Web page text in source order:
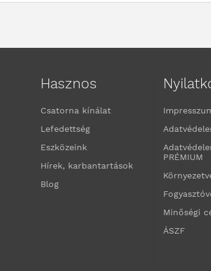
Hasznos
Csatorna kínálat
Lefedettség
Eszközeink
Hírek, karbantartások
Blog
PRÉMIUM
Minőségi
ÁSZF